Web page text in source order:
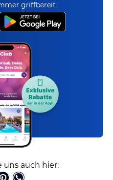
griffbereit
uns auch hier: